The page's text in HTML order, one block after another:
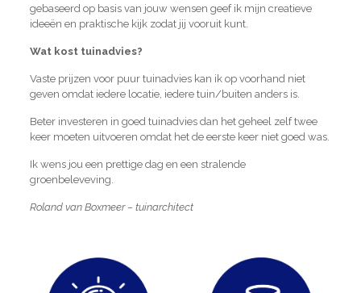
gebaseerd op basis van jouw wensen geef ik mijn creatieve
ideeën en praktische kijk zodat jij vooruit kunt.
Wat kost tuinadvies?
Vaste prijzen voor puur tuinadvies kan ik op voorhand niet
geven omdat iedere locatie, iedere tuin/buiten anders is.
Beter investeren in goed tuinadvies dan het geheel zelf twee
keer moeten uitvoeren omdat het de eerste keer niet goed was.
Ik wens jou een prettige dag en een stralende
groenbeleveving.
Roland van Boxmeer – tuinarchitect